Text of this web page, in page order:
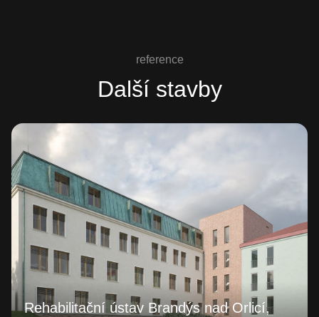
reference
Další stavby
Rehabilitační ústav Brandýs nad Orlicí,